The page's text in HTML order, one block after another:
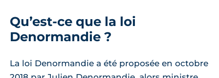
Qu’est-ce que la loi
Denormandie ?
La loi Denormandie a été proposée en octobre